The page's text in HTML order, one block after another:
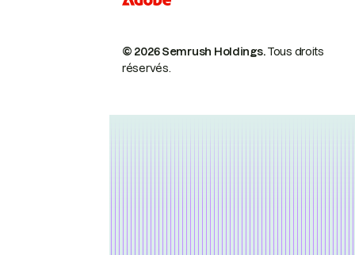
© 2026 Semrush Holdings.Tous droits
réservés.